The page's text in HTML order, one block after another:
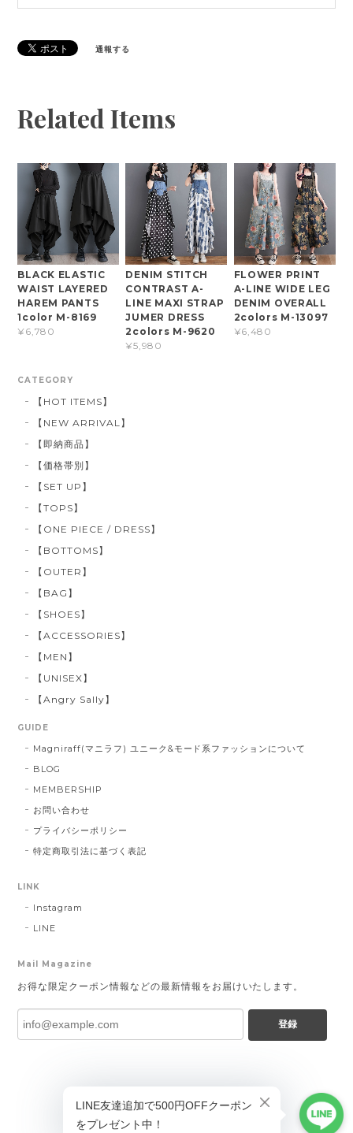
通報する
Related Items
BLACK ELASTIC
WAIST LAYERED
HAREM PANTS
1color M-8169
¥6,780
DENIM STITCH
CONTRAST A-
LINE MAXI STRAP
JUMER DRESS
2colors M-9620
¥5,980
FLOWER PRINT
A-LINE WIDE LEG
DENIM OVERALL
2colors M-13097
¥6,480
CATEGORY
【HOT ITEMS】
【NEW ARRIVAL】
【即納商品】
【価格帯別】
【SET UP】
【TOPS】
【ONE PIECE / DRESS】
【BOTTOMS】
【OUTER】
【BAG】
【SHOES】
【ACCESSORIES】
【MEN】
【UNISEX】
【Angry Sally】
GUIDE
Magniraff(マニラフ) ユニーク&モード系ファッションについて
BLOG
MEMBERSHIP
お問い合わせ
プライバシーポリシー
特定商取引法に基づく表記
LINK
Instagram
LINE
Mail Magazine
お得な限定クーポン情報などの最新情報をお届けいたします。
登録